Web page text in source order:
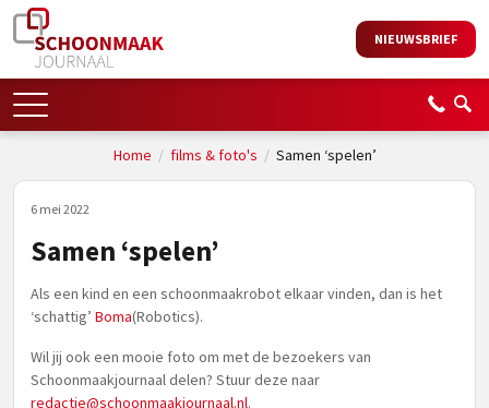
NIEUWSBRIEF
Home / films & foto's / Samen ‘spelen’
6 mei 2022
Samen ‘spelen’
Als een kind en een schoonmaakrobot elkaar vinden, dan is het
‘schattig’ Boma(Robotics).
Wil jij ook een mooie foto om met de bezoekers van
Schoonmaakjournaal delen? Stuur deze naar
redactie@schoonmaakjournaal.nl.